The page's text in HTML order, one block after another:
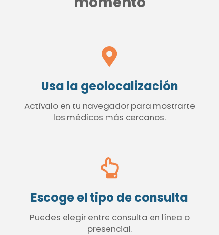
Usa la geolocalización
Actívalo en tu navegador para mostrarte
los médicos más cercanos.
Escoge el tipo de consulta
Puedes elegir entre consulta en línea o
presencial.